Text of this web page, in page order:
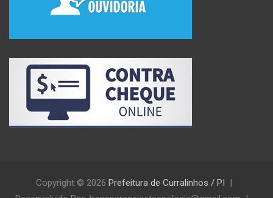
Copyright © 2026 Prefeitura de Curralinhos / PI